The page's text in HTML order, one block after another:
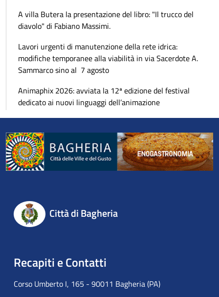
A villa Butera la presentazione del libro: "Il trucco del
diavolo" di Fabiano Massimi.
Lavori urgenti di manutenzione della rete idrica:
modifiche temporanee alla viabilità in via Sacerdote A.
Sammarco sino al 7 agosto
Animaphix 2026: avviata la 12ª edizione del festival
dedicato ai nuovi linguaggi dell’animazione
Città di Bagheria
Recapiti e Contatti
Corso Umberto I, 165 - 90011 Bagheria (PA)